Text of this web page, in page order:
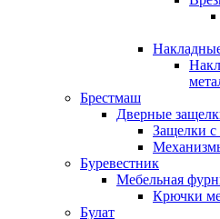
Брестмаш
Дверные
Защелки с
Буревестник
Мебельная
Крючки
Булат